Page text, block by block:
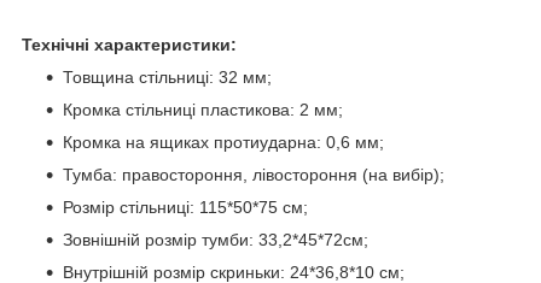
Технічні характеристики:
Товщина стільниці: 32 мм;
Кромка стільниці пластикова: 2 мм;
Кромка на ящиках протиударна: 0,6 мм;
Тумба: правостороння, лівостороння (на вибір);
Розмір стільниці: 115*50*75 см;
Зовнішній розмір тумби: 33,2*45*72см;
Внутрішній розмір скриньки: 24*36,8*10 см;